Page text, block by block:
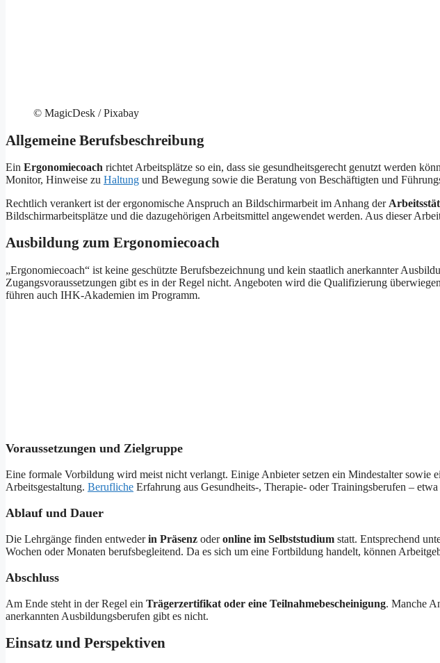
© MagicDesk / Pixabay
Allgemeine Berufsbeschreibung
Ein Ergonomiecoach richtet Arbeitsplätze so ein, dass sie gesundheitsgerecht genutzt werden
Monitor, Hinweise zu Haltung und Bewegung sowie die Beratung von Beschäftigten und
Rechtlich verankert ist der ergonomische Anspruch an Bildschirmarbeit im Anhang der
Bildschirmarbeitsplätze und die dazugehörigen Arbeitsmittel angewendet werden. Aus dieser
Ausbildung zum Ergonomiecoach
„Ergonomiecoach“ ist keine geschützte Berufsbezeichnung und kein staatlich anerkannter
Zugangsvoraussetzungen gibt es in der Regel nicht. Angeboten wird die Qualifizierung
führen auch IHK-Akademien im Programm.
Voraussetzungen und Zielgruppe
Eine formale Vorbildung wird meist nicht verlangt. Einige Anbieter setzen ein Mindestalter sowie
Arbeitsgestaltung. Berufliche Erfahrung aus Gesundheits-, Therapie- oder Trainingsberufen – etwa
Ablauf und Dauer
Die Lehrgänge finden entwederin Präsenz oderonline im Selbststudium statt. Entsprechend
Wochen oder Monaten berufsbegleitend. Da es sich um eine Fortbildung handelt, können
Abschluss
Am Ende steht in der Regel ein Trägerzertifikat oder eine Teilnahmebescheinigung. Manche
anerkannten Ausbildungsberufen gibt es nicht.
Einsatz und Perspektiven